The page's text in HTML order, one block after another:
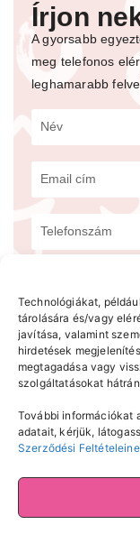
Technológiákat,
tárolására és/vagy
javítása, valamint
hirdetések
megtagadása vagy
szolgáltatásokat
További információkat
adatait, kérjük,
Szerződési
Írjon
A gyorsabb
meg telefonos
leghamarabb
Hozzájárulok
Kft. számomra
adatvédelmi